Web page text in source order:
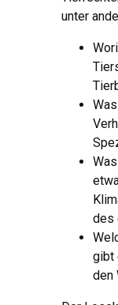
unter
des
gibt
den